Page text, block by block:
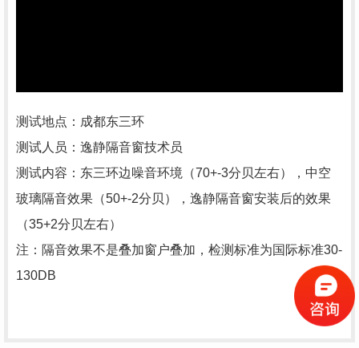
测试地点：成都东三环
测试人员：逸静隔音窗技术员
测试内容：东三环边噪音环境（70+-3分贝左右），中空
玻璃隔音效果（50+-2分贝），逸静隔音窗安装后的效果
（35+2分贝左右）
注：隔音效果不是叠加窗户叠加，检测标准为国际标准30-
130DB